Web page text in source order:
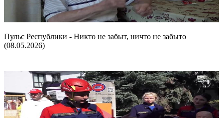
Пульс Республики - Никто не забыт, ничто не забыто
(08.05.2026)